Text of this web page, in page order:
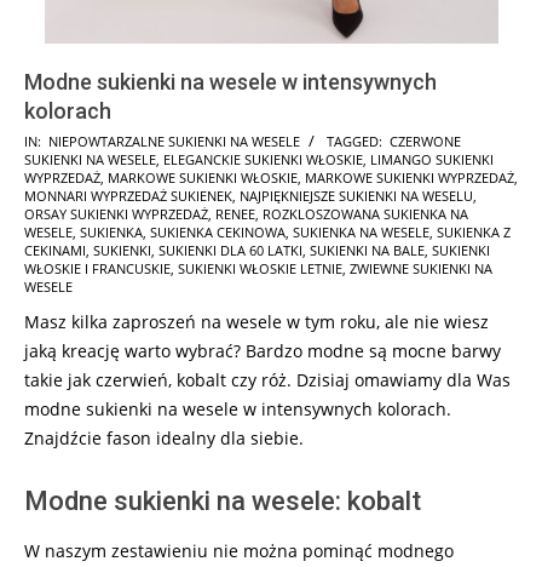
Modne sukienki na wesele w intensywnych
kolorach
2024-
04-
22
IN: NIEPOWTARZALNE SUKIENKI NA WESELE TAGGED: CZERWONE
SUKIENKI NA WESELE, ELEGANCKIE SUKIENKI WŁOSKIE, LIMANGO SUKIENKI
WYPRZEDAŻ, MARKOWE SUKIENKI WŁOSKIE, MARKOWE SUKIENKI WYPRZEDAŻ,
MONNARI WYPRZEDAŻ SUKIENEK, NAJPIĘKNIEJSZE SUKIENKI NA WESELU,
ORSAY SUKIENKI WYPRZEDAŻ, RENEE, ROZKLOSZOWANA SUKIENKA NA
WESELE, SUKIENKA, SUKIENKA CEKINOWA, SUKIENKA NA WESELE, SUKIENKA Z
CEKINAMI, SUKIENKI, SUKIENKI DLA 60 LATKI, SUKIENKI NA BALE, SUKIENKI
WŁOSKIE I FRANCUSKIE, SUKIENKI WŁOSKIE LETNIE, ZWIEWNE SUKIENKI NA
WESELE
Masz kilka zaproszeń na wesele w tym roku, ale nie wiesz
jaką kreację warto wybrać? Bardzo modne są mocne barwy
takie jak czerwień, kobalt czy róż. Dzisiaj omawiamy dla Was
modne sukienki na wesele w intensywnych kolorach.
Znajdźcie fason idealny dla siebie.
Modne sukienki na wesele: kobalt
W naszym zestawieniu nie można pominąć modnego